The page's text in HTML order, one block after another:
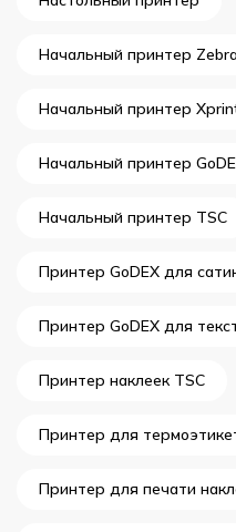
Начальный принтер
Начальный принтер
Начальный принтер
Начальный принтер TSC
Принтер GoDEX для
Принтер GoDEX для
Принтер наклеек TSC
Принтер для
Принтер для печати